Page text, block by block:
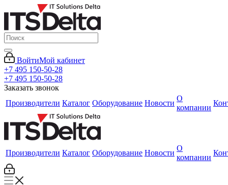
ВойтиМой кабинет
+7 495 150-50-28
+7 495 150-50-28
Заказать звонок
Производители Каталог Оборудование Новости
О
компании
Производители Каталог Оборудование Новости
О
компании